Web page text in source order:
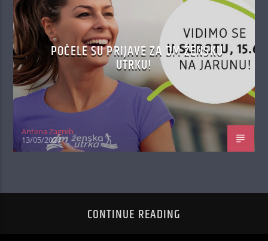
POČELE SU PRIJAVE ZA DM ŽENSKU
UTRKU!
Antena Zagreb
13/05/2024
CONTINUE READING